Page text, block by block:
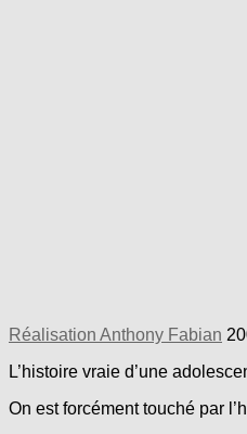
Réalisation Anthony Fabian
L’histoire vraie d’une
On est forcément touché par